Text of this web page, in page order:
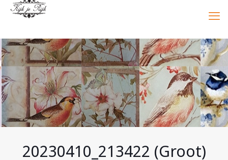
20230410_213422 (Groot)